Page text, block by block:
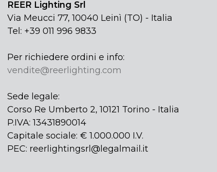
REER Lighting Srl
Via Meucci 77, 10040 Leinì (TO) - Italia
Tel: +39 011 996 9833
Per richiedere ordini e info:
vendite@reerlighting.com
Sede legale:
Corso Re Umberto 2, 10121 Torino - Italia
P.IVA: 13431890014
Capitale sociale: € 1.000.000 I.V.
PEC: reerlightingsrl@legalmail.it